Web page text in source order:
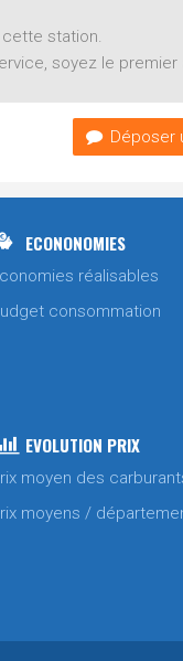
cette station.
soyez le premier
Déposer
ECONONOMIES
réalisables
consommation
EVOLUTION PRIX
moyen des
moyens /